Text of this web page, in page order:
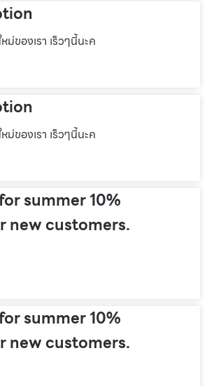
ม่ของเรา เร็วๆนี้นะค
ม่ของเรา เร็วๆนี้นะค
summer 10%
new customers.
summer 10%
new customers.